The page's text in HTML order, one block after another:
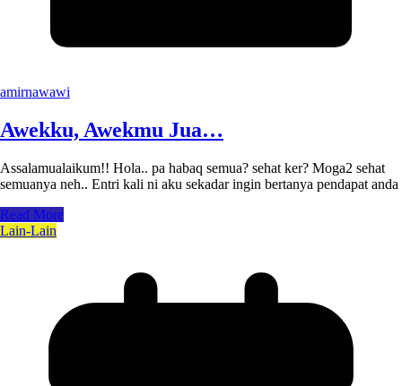
amirnawawi
Awekku, Awekmu Jua…
Assalamualaikum!! Hola.. pa habaq semua? sehat ker? Moga2 sehat
semuanya neh.. Entri kali ni aku sekadar ingin bertanya pendapat anda
Read More
Lain-Lain